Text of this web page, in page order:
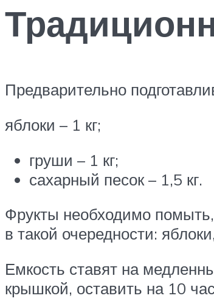
Предварительно
яблоки – 1 кг;
груши – 1 кг;
сахарный песок – 1,5 кг.
Фрукты необходимо
в такой очередности:
Емкость ставят на
крышкой, оставить на 10